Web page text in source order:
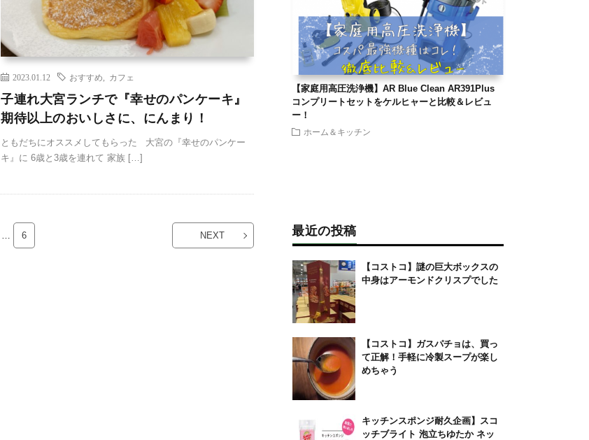
2023.01.12 おすすめ カフェ
子連れ大宮ランチで『幸せのパンケーキ』
期待以上のおいしさに、にんまり！
ともだちにオススメしてもらった 大宮の『幸せのパンケー
キ』に 6歳と3歳を連れて 家族 […]
… 6 NEXT
【家庭用高圧洗浄機】AR Blue Clean AR391Plus
コンプリートセットをケルヒャーと比較＆レビュ
ー！
ホーム＆キッチン
最近の投稿
【コストコ】謎の巨大ボックスの
中身はアーモンドクリスプでした
【コストコ】ガスパチョは、買っ
て正解！手軽に冷製スープが楽し
めちゃう
キッチンスポンジ耐久企画】スコ
ッチブライト 泡立ちゆたか ネッ